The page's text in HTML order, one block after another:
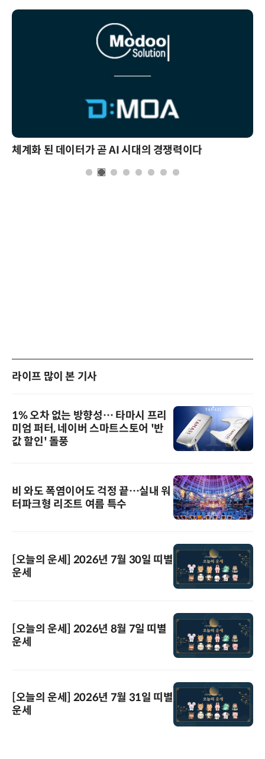
체계화 된 데이터가 곧 AI 시대의 경쟁력이다
라이프 많이 본 기사
1% 오차 없는 방향성… 타마시 프리
미엄 퍼터, 네이버 스마트스토어 '반
값 할인' 돌풍
비 와도 폭염이어도 걱정 끝…실내 워
터파크형 리조트 여름 특수
[오늘의 운세] 2026년 7월 30일 띠별
운세
[오늘의 운세] 2026년 8월 7일 띠별
운세
[오늘의 운세] 2026년 7월 31일 띠별
운세